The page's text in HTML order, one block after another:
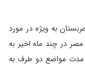
به ویژه در مورد
در چند ماه اخیر به
مدت مواضع دو طرف به